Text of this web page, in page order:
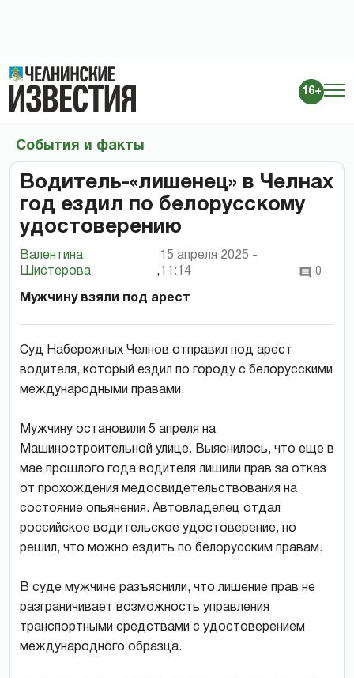
16+
События и факты
Водитель-«лишенец» в Челнах
год ездил по белорусскому
удостоверению
Валентина
Шистерова
,
15 апреля 2025 -
11:14
0
Мужчину взяли под арест
Суд Набережных Челнов отправил под арест
водителя, который ездил по городу с белорусскими
международными правами.
Мужчину остановили 5 апреля на
Машиностроительной улице. Выяснилось, что еще в
мае прошлого года водителя лишили прав за отказ
от прохождения медосвидетельствования на
состояние опьянения. Автовладелец отдал
российское водительское удостоверение, но
решил, что можно ездить по белорусским правам.
В суде мужчине разъяснили, что лишение прав не
разграничивает возможность управления
транспортными средствами с удостоверением
международного образца.